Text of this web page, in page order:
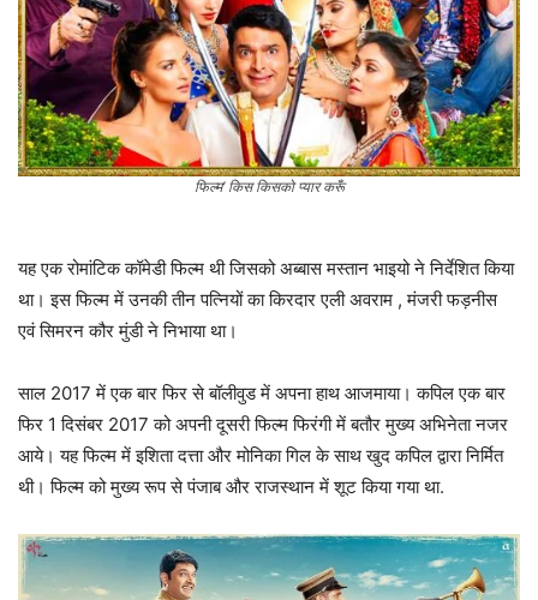
फिल्म’ किस किसको प्यार करूँ
यह एक रोमांटिक कॉमेडी फिल्म थी जिसको अब्बास मस्तान भाइयो ने निर्देशित किया
था। इस फिल्म में उनकी तीन पत्नियों का किरदार एली अवराम , मंजरी फड़नीस
एवं सिमरन कौर मुंडी ने निभाया था।
साल 2017 में एक बार फिर से बॉलीवुड में अपना हाथ आजमाया। कपिल एक बार
फिर 1 दिसंबर 2017 को अपनी दूसरी फिल्म फिरंगी में बतौर मुख्य अभिनेता नजर
आये। यह फिल्म में इशिता दत्ता और मोनिका गिल के साथ खुद कपिल द्वारा निर्मित
थी। फिल्म को मुख्य रूप से पंजाब और राजस्थान में शूट किया गया था.